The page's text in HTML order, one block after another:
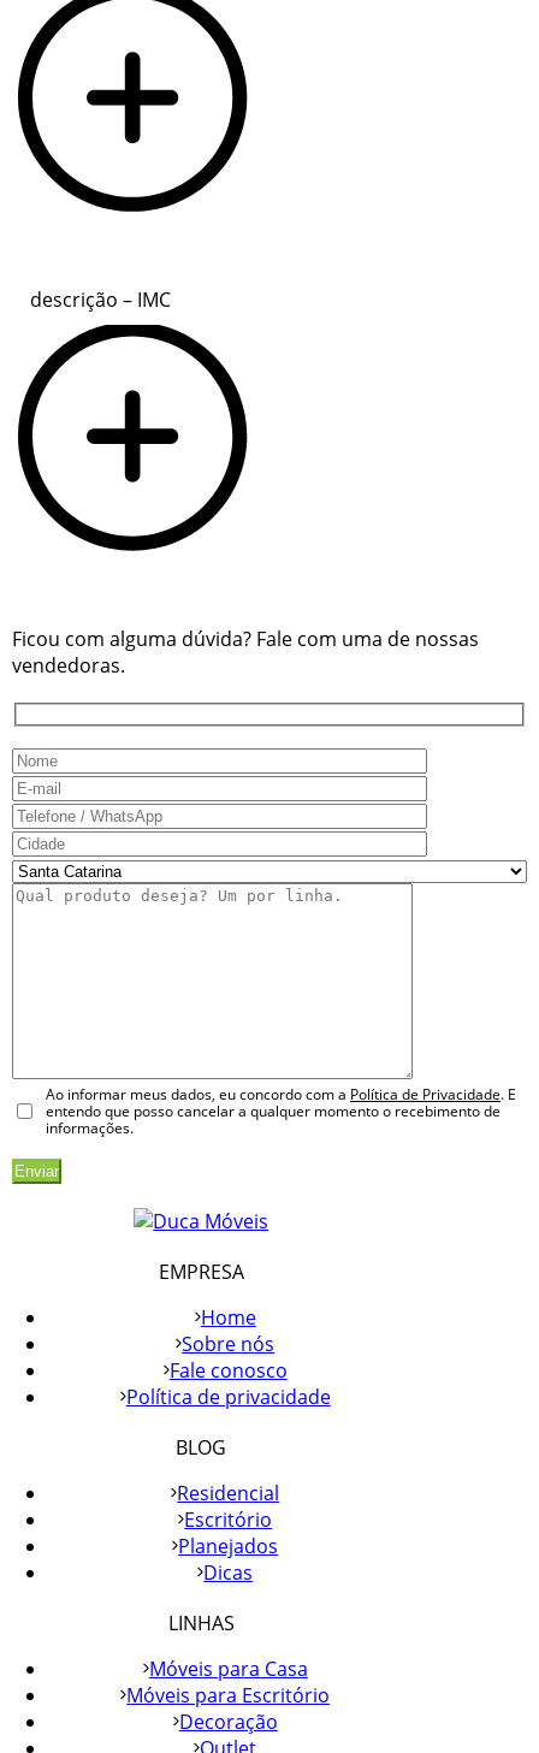
descrição – IMC
Ficou com alguma dúvida? Fale com uma de nossas
vendedoras.
Ao informar meus dados, eu concordo com a Política de Privacidade. E
entendo que posso cancelar a qualquer momento o recebimento de
informações.
EMPRESA
Home
Sobre nós
Fale conosco
Política de privacidade
BLOG
Residencial
Escritório
Planejados
Dicas
LINHAS
Móveis para Casa
Móveis para Escritório
Decoração